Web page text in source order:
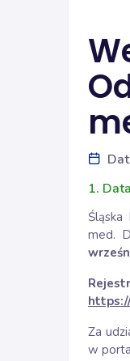
1.
Śląska
med.
Za
w